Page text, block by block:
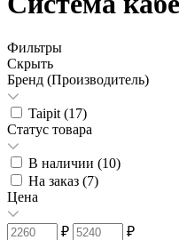
Фильтры
Скрыть
Бренд (Производитель)
Taipit (17)
Статус товара
В наличии (10)
На заказ (7)
Цена
₽
₽